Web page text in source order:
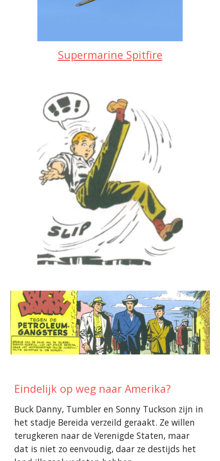
Supermarine Spitfire
Eindelijk op weg naar Amerika?
Buck Danny, Tumbler en Sonny Tuckson zijn in
het stadje Bereida verzeild geraakt. Ze willen
terugkeren naar de Verenigde Staten, maar
dat is niet zo eenvoudig, daar ze destijds het